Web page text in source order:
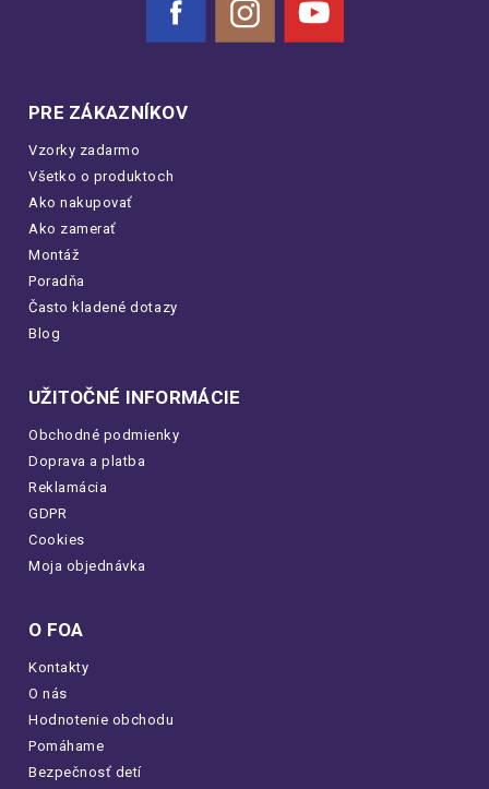
Facebook Instagram YouTube
PRE ZÁKAZNÍKOV
Vzorky zadarmo
Všetko o produktoch
Ako nakupovať
Ako zamerať
Montáž
Poradňa
Často kladené dotazy
Blog
UŽITOČNÉ INFORMÁCIE
Obchodné podmienky
Doprava a platba
Reklamácia
GDPR
Cookies
Moja objednávka
O FOA
Kontakty
O nás
Hodnotenie obchodu
Pomáhame
Bezpečnosť detí